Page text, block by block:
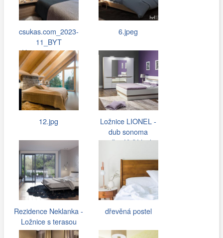
csukas.com_2023-
11_BYT
Hostivar_052.jpg
6.jpeg
12.jpg
Ložnice LIONEL -
dub sonoma
truflový/bílý lesk
Rezidence Neklanka -
Ložnice s terasou
dřevěná postel